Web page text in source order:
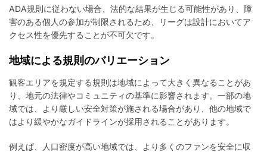
ADA規則に従わない場合、法的な結果が生じる可能性があり、障
害のある個人の参加が制限されるため、リーグは設計においてア
クセス性を優先することが不可欠です。
地域による規則のバリエーション
観客エリアを規定する規則は地域によって大きく異なることがあ
り、地元の法律やコミュニティの基準に影響されます。一部の地
域では、より厳しい安全対策が施される場合があり、他の地域で
はより緩やかなガイドラインが採用されることがあります。
例えば、人口密度が高い地域では、より多くのファンを安全に収